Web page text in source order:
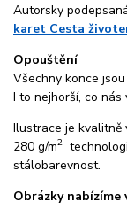
Autorsky
karet Cesta
Opouštění
Všechny konce
I to nejhorší, co nás
Ilustrace je kvalitně
280 g/m2
stálobarevnost.
Obrázky